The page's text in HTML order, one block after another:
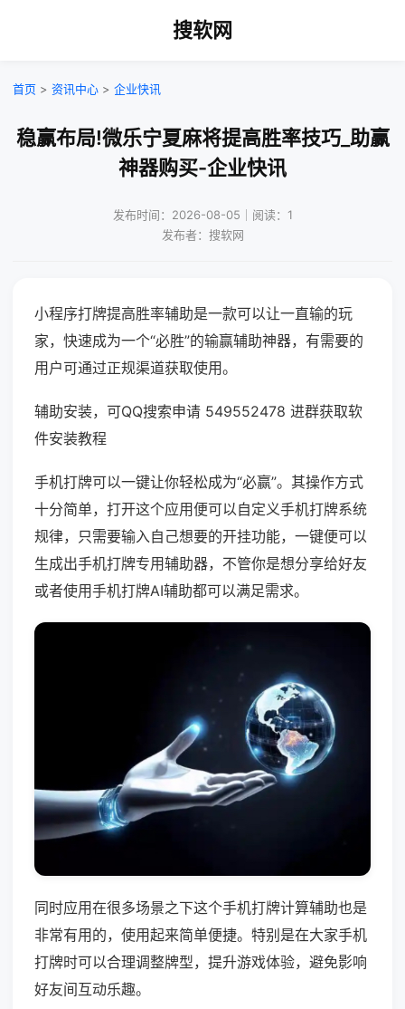
搜软网
首页 > 资讯中心 > 企业快讯
稳赢布局!微乐宁夏麻将提高胜率技巧_助赢
神器购买-企业快讯
发布时间：2026-08-05｜阅读：1
发布者：搜软网
小程序打牌提高胜率辅助是一款可以让一直输的玩
家，快速成为一个“必胜”的输赢辅助神器，有需要的
用户可通过正规渠道获取使用。
辅助安装，可QQ搜索申请 549552478 进群获取软
件安装教程
手机打牌可以一键让你轻松成为“必赢”。其操作方式
十分简单，打开这个应用便可以自定义手机打牌系统
规律，只需要输入自己想要的开挂功能，一键便可以
生成出手机打牌专用辅助器，不管你是想分享给好友
或者使用手机打牌AI辅助都可以满足需求。
同时应用在很多场景之下这个手机打牌计算辅助也是
非常有用的，使用起来简单便捷。特别是在大家手机
打牌时可以合理调整牌型，提升游戏体验，避免影响
好友间互动乐趣。